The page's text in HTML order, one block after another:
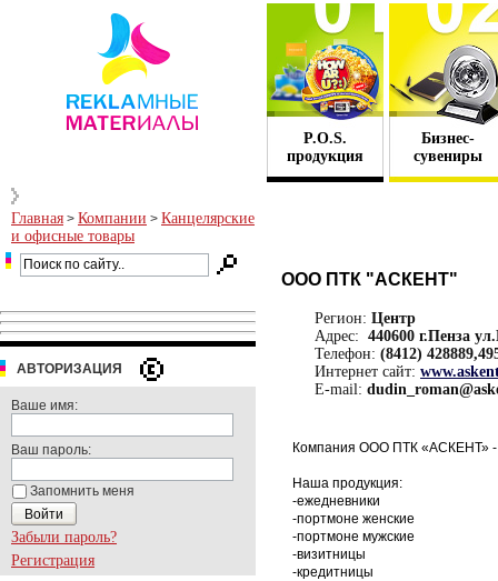
P.O.S.
продукция
Бизнес-
сувениры
Главная > Компании > Канцелярские
и офисные товары
АВТОРИЗАЦИЯ
Ваше имя:
Ваш пароль:
Запомнить меня
Забыли пароль?
Регистрация
ООО ПТК "АСКЕНТ"
Регион: Центр
Адрес: 440600 г.Пенза
Телефон: (8412)
Интернет сайт:
E-mail:
Компания ООО ПТК «АСКЕНТ» -
Наша продукция:
-ежедневники
-портмоне женские
-портмоне мужские
-визитницы
-кредитницы